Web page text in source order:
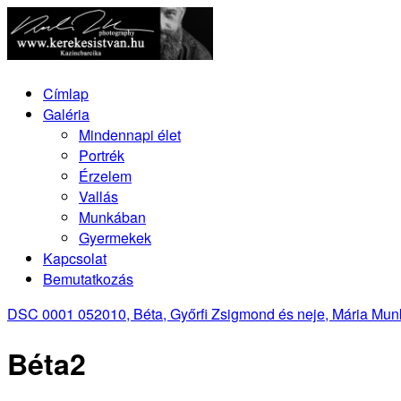
Címlap
Galéria
Mindennapi élet
Portrék
Érzelem
Vallás
Munkában
Gyermekek
Kapcsolat
Bemutatkozás
DSC 0001 052010, Béta, Győrfi Zsigmond és neje, Mária
Béta2